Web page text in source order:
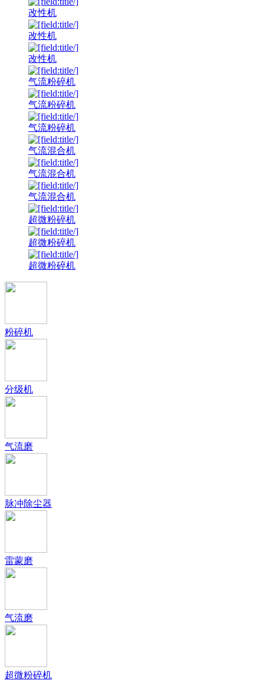
改性机
改性机
改性机
气流粉碎机
气流粉碎机
气流粉碎机
气流混合机
气流混合机
气流混合机
超微粉碎机
超微粉碎机
超微粉碎机
粉碎机
分级机
气流磨
脉冲除尘器
雷蒙磨
气流磨
超微粉碎机